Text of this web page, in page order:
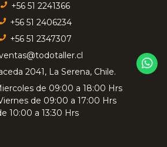
+56 51 2241366
+56 51 2406234
+56 51 2347307
2041, La Serena, Chile.
de 09:00 a 18:00 Hrs
de 09:00 a 17:00 Hrs
10:00 a 13:30 Hrs